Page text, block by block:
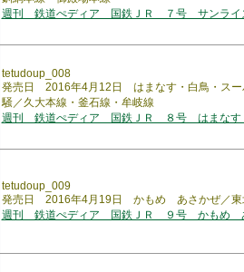
週刊 鉄道ぺディア 国鉄ＪＲ ７号 サンライ
tetudoup_008
発売日 2016年4月12日 はまなす・白鳥・スー
騒／久大本線・釜石線・牟岐線
週刊 鉄道ぺディア 国鉄ＪＲ ８号 はまなす
tetudoup_009
発売日 2016年4月19日 かもめ あさかぜ／東
週刊 鉄道ぺディア 国鉄ＪＲ ９号 かもめ